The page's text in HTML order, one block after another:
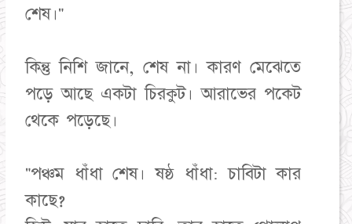
শেষ।"
কিন্তু নিশি জানে, শেষ না। কারণ মেঝেতে
পড়ে আছে একটা চিরকুট। আরাভের পকেট
থেকে পড়েছে।
"পঞ্চম ধাঁধা শেষ। ষষ্ঠ ধাঁধা: চাবিটা কার
কাছে?